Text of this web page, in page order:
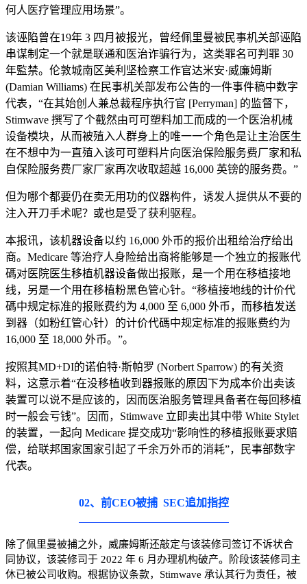
何人医疗管理应用场景”。
该诬陷曾在19年 3 四月被报光，曾经佩里曼被民事机关部诬陷
串谋制定一个就是联通和医治诈骗行为，这类罪名可判罪 30
年監禁。伦敦城南区美利坚检察工作官达米安·威廉姆斯
(Damian Williams) 在民事机关部发布公告的一件事件稿中数字
代表，“在其始创人兼总裁程序执行官 [Perryman] 的监督下，
Stimwave 撰写了个截然由可可塑料加工而成的一个医治机械
设备模块，从而被殖入人群身上的唯一一个角色是让主治医生
在不想中为一直殖入该可可塑料片向医治保险服务费厂家和私
自保险服务费厂家厂家再次收取超越 16,000 英镑的服务费。”
但为哪个都要仍在卖无用功的仪器构件，诱发人提供从不要的
注入开刀手术呢？或也是受了获利驱程。
本报讯，该机器设备以约 16,000 外币的报价出租给治疗给出
商。Medicare 等治疗人身险给出商将能够是一个独立的报账代
碼对医院医生移植机器设备做出报账，是一个用在移植接地
线，另是一个用在移植粉黑色管心针。“移植接地线的计价代
碼中规定标准的报账费约为 4,000 至 6,000 外币，而移植发送
到器（如粉红管心针）的计价代碼中规定标准的报账费约为
16,000 至 18,000 外币。”。
按照其MD+DI的诺伯特·斯帕罗 (Norbert Sparrow) 的有关资
料，这意示着“在没移植收到器报账的原因下为成本价出卖该
装置可以说不是应该的，因而医治服务管理具备者在每回移植
时一般会亏钱”。因而，Stimwave 立即卖出其中带 White Stylet
的装置，一起向 Medicare 提交成功“影响性的移植报账要求赔
偿，给联邦国家国家引起了千余万外币的消耗”，民事部数字
代表。
02、前CEO被捕 SEC追加指控
除了佩里曼被捕之外，威廉姆斯还敲定与该装修司签订不诉状合
同协议，该装修司于 2022 年 6 月办理机构破产。阶段该装修司主
休已被公司收购。根据协议条款，Stimwave 承认其行为责任，被